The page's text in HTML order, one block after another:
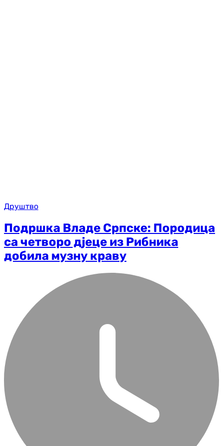
Друштво
Подршка Владе Српске: Породица
са четворо дјеце из Рибника
добила музну краву